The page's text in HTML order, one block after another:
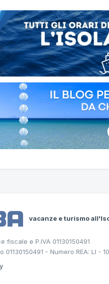
vacanze e turismo
e P.IVA 01130150491
- Numero REA: LI -